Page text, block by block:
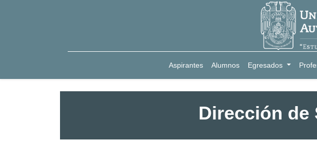
Aspirantes Alumnos Egresados
Dirección de